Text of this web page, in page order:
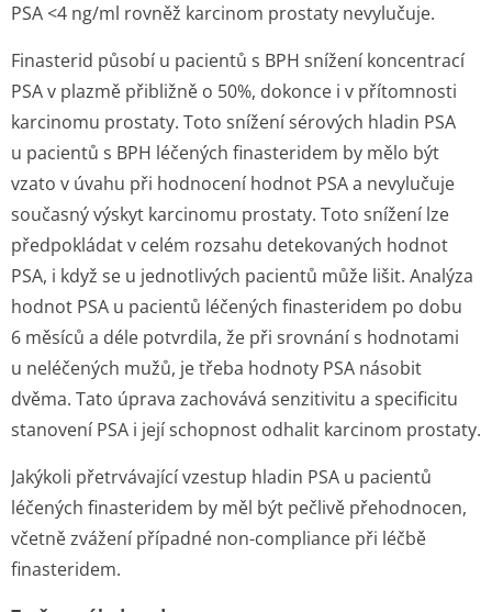
PSA <4 ng/ml rovněž karcinom prostaty nevylučuje.
Finasterid působí u pacientů s BPH snížení koncentrací
PSA v plazmě přibližně o 50%, dokonce i v přítomnosti
karcinomu prostaty. Toto snížení sérových hladin PSA
u pacientů s BPH léčených finasteridem by mělo být
vzato v úvahu při hodnocení hodnot PSA a nevylučuje
současný výskyt karcinomu prostaty. Toto snížení lze
předpokládat v celém rozsahu detekovaných hodnot
PSA, i když se u jednotlivých pacientů může lišit. Analýza
hodnot PSA u pacientů léčených finasteridem po dobu
6 měsíců a déle potvrdila, že při srovnání s hodnotami
u neléčených mužů, je třeba hodnoty PSA násobit
dvěma. Tato úprava zachovává senzitivitu a specificitu
stanovení PSA i její schopnost odhalit karcinom prostaty.
Jakýkoli přetrvávající vzestup hladin PSA u pacientů
léčených finasteridem by měl být pečlivě přehodnocen,
včetně zvážení případné non-compliance při léčbě
finasteridem.